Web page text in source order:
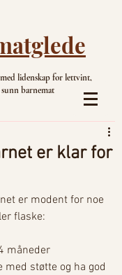
lidenskap for lettvint,
sunn barnemat
er klar for
er modent for noe
flaske:
måneder
med støtte og ha god